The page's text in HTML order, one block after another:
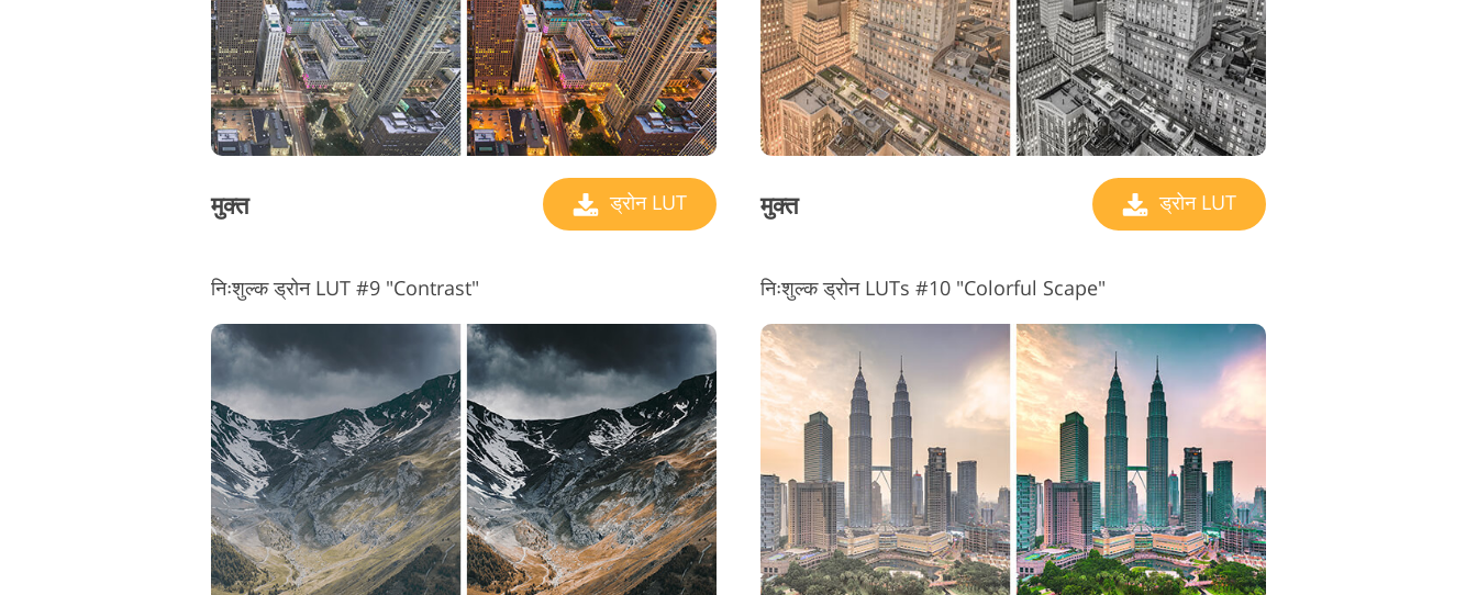
मुक्त ड्रोन LUT मुक्त ड्रोन LUT
निःशुल्क ड्रोन LUT #9 "Contrast" निःशुल्क ड्रोन LUTs #10 "Colorful Scape"